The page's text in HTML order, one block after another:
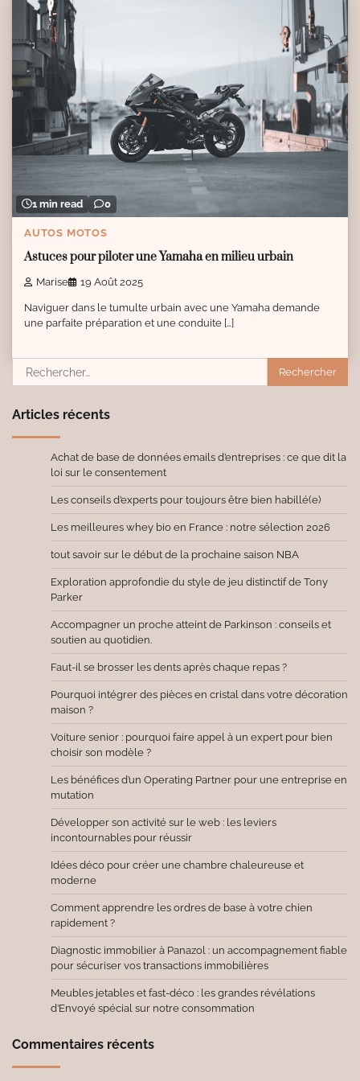
1 min read 0
AUTOS MOTOS
Astuces pour piloter une Yamaha en milieu urbain
Marise 19 Août 2025
Naviguer dans le tumulte urbain avec une Yamaha demande
une parfaite préparation et une conduite […]
Rechercher :
Articles récents
Achat de base de données emails d’entreprises : ce que dit la
loi sur le consentement
Les conseils d’experts pour toujours être bien habillé(e)
Les meilleures whey bio en France : notre sélection 2026
tout savoir sur le début de la prochaine saison NBA
Exploration approfondie du style de jeu distinctif de Tony
Parker
Accompagner un proche atteint de Parkinson : conseils et
soutien au quotidien.
Faut-il se brosser les dents après chaque repas ?
Pourquoi intégrer des pièces en cristal dans votre décoration
maison ?
Voiture senior : pourquoi faire appel à un expert pour bien
choisir son modèle ?
Les bénéfices d’un Operating Partner pour une entreprise en
mutation
Développer son activité sur le web : les leviers
incontournables pour réussir
Idées déco pour créer une chambre chaleureuse et
moderne
Comment apprendre les ordres de base à votre chien
rapidement ?
Diagnostic immobilier à Panazol : un accompagnement fiable
pour sécuriser vos transactions immobilières
Meubles jetables et fast-déco : les grandes révélations
d’Envoyé spécial sur notre consommation
Commentaires récents